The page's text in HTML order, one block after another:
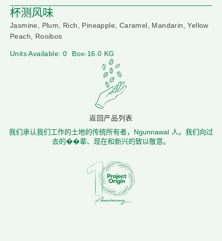
杯测风味
Jasmine, Plum, Rich, Pineapple, Caramel, Mandarin, Yellow
Peach, Rooibos
Units Available: 0 Box-16.0 KG
返回产品列表
我们承认我们工作的土地的传统所有者，Ngunnawal 人。我们向过
去的��辈、现在和新兴的致以敬意。